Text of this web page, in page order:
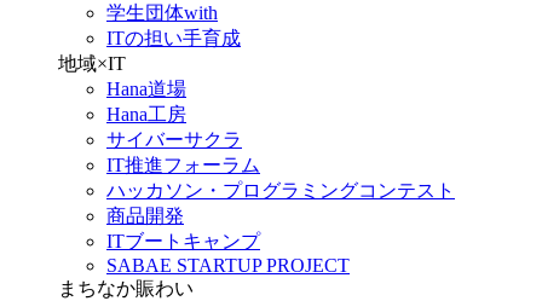
学生団体with
ITの担い手育成
地域×IT
Hana道場
Hana工房
サイバーサクラ
IT推進フォーラム
ハッカソン・プログラミングコンテスト
商品開発
ITブートキャンプ
SABAE STARTUP PROJECT
まちなか賑わい